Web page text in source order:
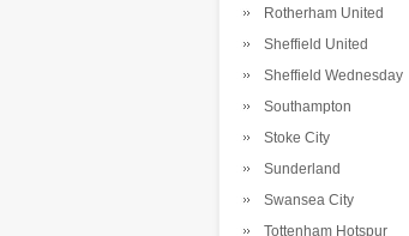
Rotherham United
Sheffield United
Sheffield Wednesday
Southampton
Stoke City
Sunderland
Swansea City
Tottenham Hotspur